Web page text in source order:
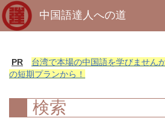
中国語達人への道
PR
台湾で本場の中国語を学びませ
の短期プランから！
検索